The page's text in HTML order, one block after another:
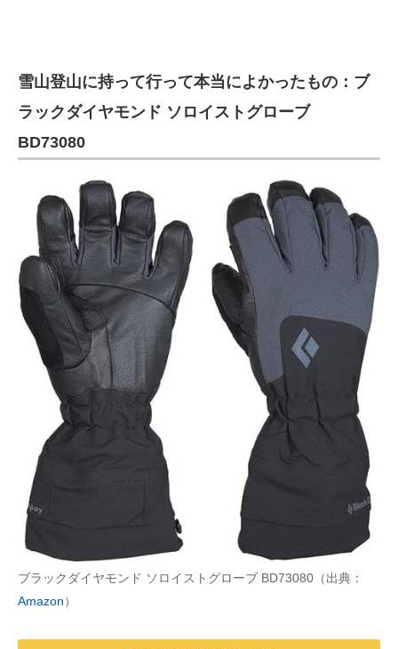
雪山登山に持って行って本当によかったもの：ブ
ラックダイヤモンド ソロイストグローブ
BD73080
ブラックダイヤモンド ソロイストグローブ BD73080（出典：
Amazon）